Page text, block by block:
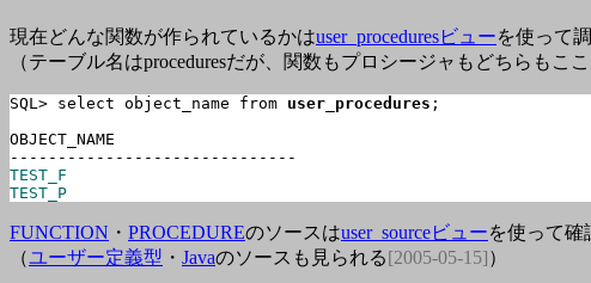
現在どんな関数が作られているかはuser_proceduresビューを使って
（テーブル名はproceduresだが、関数もプロシージャもどちらもこ
SQL> select object_name from user_procedures ;
OBJECT_NAME
TEST_F
TEST_P
FUNCTION ・ PROCEDUREのソースはuser_sourceビューを使って確
（ユーザー定義型 ・ Javaのソースも見られる[2005-05-15]）